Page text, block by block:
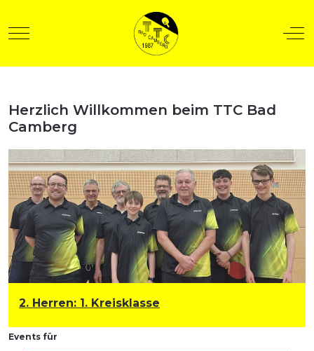
Mobile Menu Toggle
Herzlich Willkommen beim TTC Bad
Camberg
2. Herren: 1. Kreisklasse
Events für
anzeigen